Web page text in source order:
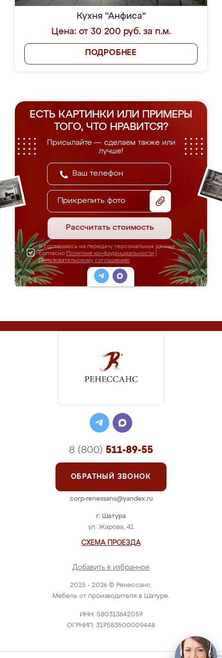
Кухня "Анфиса"
Цена: от 30 200 руб. за п.м.
ПОДРОБНЕЕ
ЕСТЬ КАРТИНКИ ИЛИ ПРИМЕРЫ
ТОГО, ЧТО НРАВИТСЯ?
Присылайте — сделаем также или
лучше!
Прикрепить фото
Рассчитать стоимость
Я соглашаюсь на передачу персональных данных
согласно Политике конфиденциальности
Пользовательскому соглашению
2015 - 2026 © Ренессанс.
Мебель от производителя в Шатуре.
ИНН: 580313642057
ОГРНИП: 317583500009448
г. Шатура
ул. Жарова, 41
СХЕМА ПРОЕЗДА
Добавить в избранное
8 (800) 511-89-55
ОБРАТНЫЙ ЗВОНОК
corp-renessans@yandex.ru